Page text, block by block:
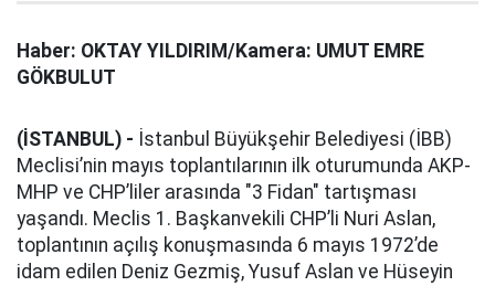
Haber: OKTAY YILDIRIM/Kamera: UMUT EMRE
GÖKBULUT
(İSTANBUL) - İstanbul Büyükşehir Belediyesi (İBB)
Meclisi’nin mayıs toplantılarının ilk oturumunda AKP-
MHP ve CHP’liler arasında "3 Fidan" tartışması
yaşandı. Meclis 1. Başkanvekili CHP’li Nuri Aslan,
toplantının açılış konuşmasında 6 mayıs 1972’de
idam edilen Deniz Gezmiş, Yusuf Aslan ve Hüseyin